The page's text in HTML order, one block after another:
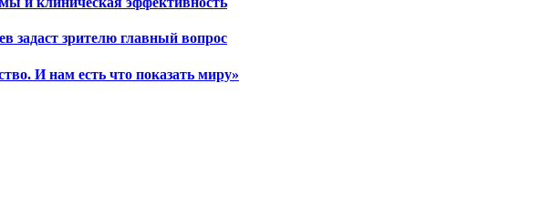
задаст зрителю главный вопрос
И нам есть что показать миру»